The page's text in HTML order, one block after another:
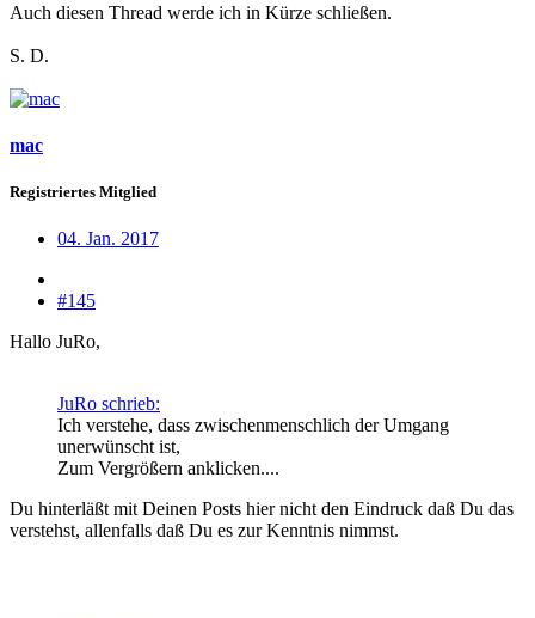
Auch diesen Thread werde ich in Kürze schließen.
S. D.
mac
Registriertes Mitglied
04. Jan. 2017
#145
Hallo JuRo,
JuRo schrieb:
Ich verstehe, dass zwischenmenschlich der Umgang
unerwünscht ist,
Zum Vergrößern anklicken....
Du hinterläßt mit Deinen Posts hier nicht den Eindruck daß Du das
verstehst, allenfalls daß Du es zur Kenntnis nimmst.